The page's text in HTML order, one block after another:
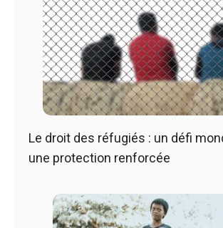
Le droit des réfugiés : un défi
une protection renforcée